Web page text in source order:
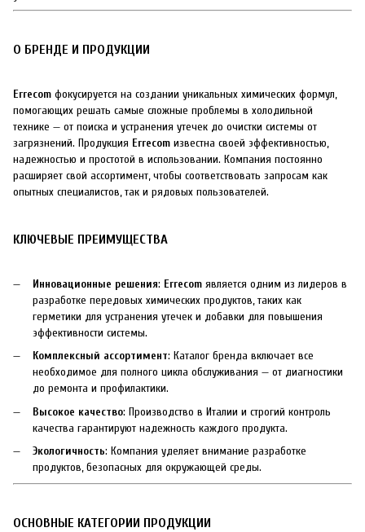
О БРЕНДЕ И ПРОДУКЦИИ
Errecom фокусируется на создании уникальных химических формул,
помогающих решать самые сложные проблемы в холодильной
технике — от поиска и устранения утечек до очистки системы от
загрязнений. Продукция Errecom известна своей эффективностью,
надежностью и простотой в использовании. Компания постоянно
расширяет свой ассортимент, чтобы соответствовать запросам как
опытных специалистов, так и рядовых пользователей.
КЛЮЧЕВЫЕ ПРЕИМУЩЕСТВА
Инновационные решения: Errecom является одним из лидеров в
разработке передовых химических продуктов, таких как
герметики для устранения утечек и добавки для повышения
эффективности системы.
Комплексный ассортимент: Каталог бренда включает все
необходимое для полного цикла обслуживания — от диагностики
до ремонта и профилактики.
Высокое качество: Производство в Италии и строгий контроль
качества гарантируют надежность каждого продукта.
Экологичность: Компания уделяет внимание разработке
продуктов, безопасных для окружающей среды.
ОСНОВНЫЕ КАТЕГОРИИ ПРОДУКЦИИ